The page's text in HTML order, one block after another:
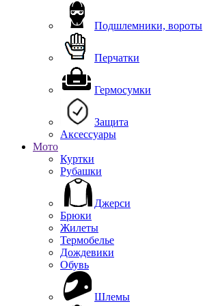
Подшлемники, вороты
Перчатки
Гермосумки
Защита
Аксессуары
Мото
Куртки
Рубашки
Джерси
Брюки
Жилеты
Термобелье
Дождевики
Обувь
Шлемы